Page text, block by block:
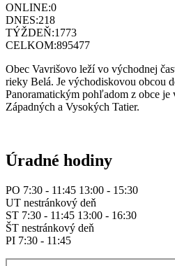
ONLINE:0
DNES:218
TÝŽDEŇ:1773
CELKOM:895477
Obec Vavrišovo leží vo východnej
rieky Belá. Je východiskovou obcou
Panoramatickým pohľadom z obce
Západných a Vysokých Tatier.
Úradné hodiny
PO 7:30 - 11:45 13:00 - 15:30
UT nestránkový deň
ST 7:30 - 11:45 13:00 - 16:30
ŠT nestránkový deň
PI 7:30 - 11:45